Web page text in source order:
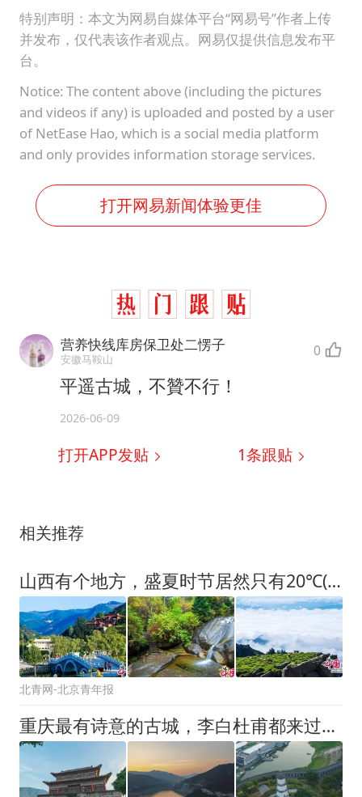
特别声明：本文为网易自媒体平台“网易号”作者上传
并发布，仅代表该作者观点。网易仅提供信息发布平
台。
Notice: The content above (including the pictures
and videos if any) is uploaded and posted by a user
of NetEase Hao, which is a social media platform
and only provides information storage services.
打开网易新闻体验更佳
营养快线库房保卫处二愣子
安徽马鞍山 0
平遥古城，不贊不行！
2026-06-09
打开APP发贴 1条跟贴
相关推荐
山西有个地方，盛夏时节居然只有20℃(图)
北青网-北京青年报
重庆最有诗意的古城，李白杜甫都来过！难怪被称为“中华诗城”